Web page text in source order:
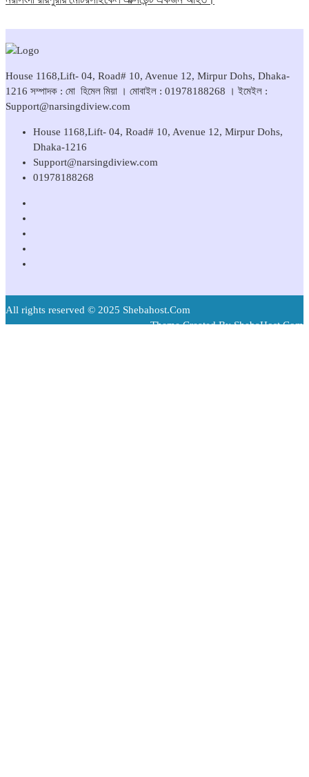
House 1168,Lift- 04, Road# 10, Avenue 12, Mirpur Dohs, Dhaka-
1216 সম্পাদক : মো হিমেল মিয়া । মোবাইল : 01978188268 । ইমেইল :
Support@narsingdiview.com
House 1168,Lift- 04, Road# 10, Avenue 12, Mirpur Dohs,
Dhaka-1216
Support@narsingdiview.com
01978188268
All rights reserved © 2025 Shebahost.Com
Theme Created By ShebaHost.Com